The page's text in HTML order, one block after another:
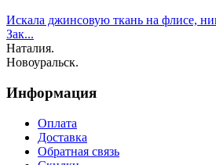
Искала джинсовую ткань на флисе,
Зак...
Наталия.
Новоуральск.
Информация
Оплата
Доставка
Обратная связь